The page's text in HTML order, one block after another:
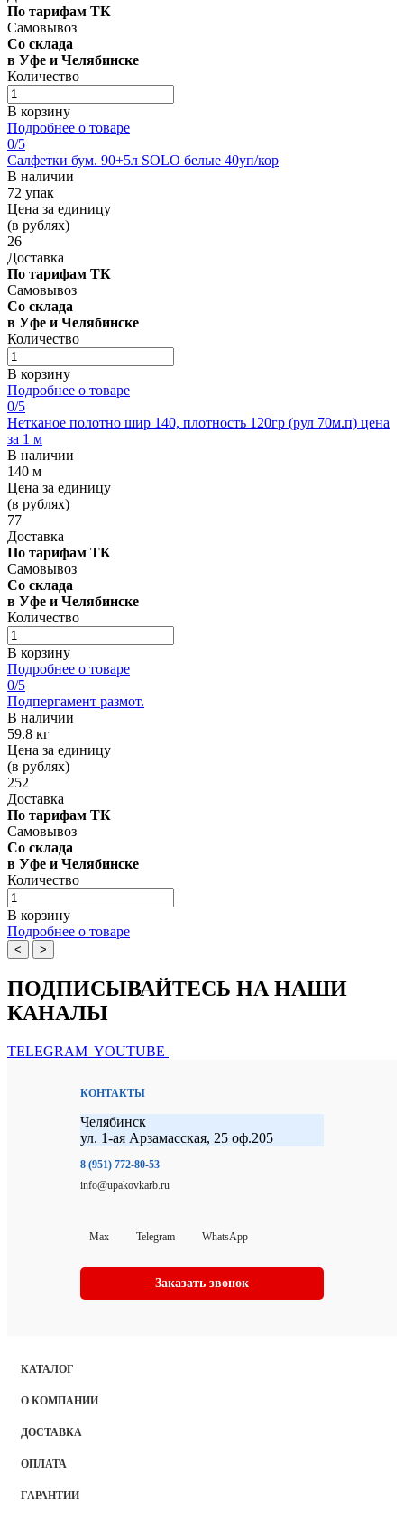
По тарифам ТК
Самовывоз
Со склада
в Уфе и Челябинске
Количество
В корзину
Подробнее о товаре
0/5
Салфетки бум. 90+5л SOLO белые 40уп/кор
В наличии
72 упак
Цена за единицу
(в рублях)
26
Доставка
По тарифам ТК
Самовывоз
Со склада
в Уфе и Челябинске
Количество
В корзину
Подробнее о товаре
0/5
Нетканое полотно шир 140, плотность 120гр (рул 70м.п) цена
за 1 м
В наличии
140 м
Цена за единицу
(в рублях)
77
Доставка
По тарифам ТК
Самовывоз
Со склада
в Уфе и Челябинске
Количество
В корзину
Подробнее о товаре
0/5
Подпергамент размот.
В наличии
59.8 кг
Цена за единицу
(в рублях)
252
Доставка
По тарифам ТК
Самовывоз
Со склада
в Уфе и Челябинске
Количество
В корзину
Подробнее о товаре
< >
ПОДПИСЫВАЙТЕСЬ НА НАШИ
КАНАЛЫ
TELEGRAM YOUTUBE
КОНТАКТЫ
Челябинск
ул. 1-ая Арзамасская, 25 оф.205
8 (951) 772-80-53
info@upakovkarb.ru
Max Telegram WhatsApp
Заказать звонок
КАТАЛОГ
О КОМПАНИИ
ДОСТАВКА
ОПЛАТА
ГАРАНТИИ